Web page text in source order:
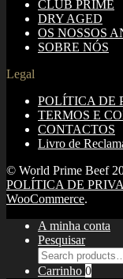
CLUB PRIME
DRY AGED
OS NOSSOS
SOBRE NÓS
Legal
POLÍTICA DE
TERMOS E
CONTACTOS
Livro de
© World Prime Beef
POLÍTICA DE
WooCommerce.
A minha conta
Pesquisar
Search
for:
Carrinho 0